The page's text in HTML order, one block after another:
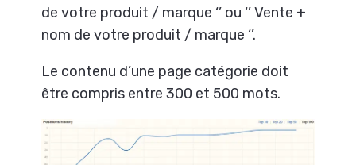
de votre produit / marque ‘’ ou ‘’ Vente +
nom de votre produit / marque ‘’.
Le contenu d’une page catégorie doit
être compris entre 300 et 500 mots.